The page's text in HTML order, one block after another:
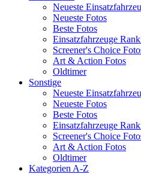
Neueste
Neueste Fotos
Beste Fotos
Einsatzfahrzeuge
Screener's Choice
Art & Action Fotos
Oldtimer
Sonstige
Neueste
Neueste Fotos
Beste Fotos
Einsatzfahrzeuge
Screener's Choice
Art & Action Fotos
Oldtimer
Kategorien A-Z